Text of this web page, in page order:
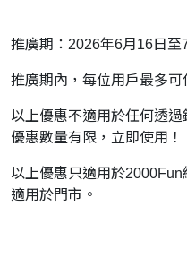
推廣期：2026年6月16日至
推廣期內，每位用戶最多可
以上優惠不適用於任何透
優惠數量有限，立即使用！
以上優惠只適用於
適用於門市。